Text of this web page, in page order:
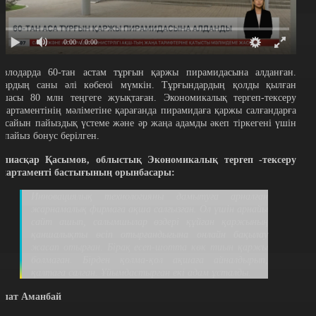
0:00 / 0:00
60-тан астам тұрғын қаржы пирамидасына алданған.
саны әлі көбеюі мүмкін. Тұрғындардың қолды қылған
80 млн теңгеге жуықтаған. Экономикалық тергеп-тексеру
мәліметіне қарағанда пирамидаға қаржы салғандарға
сайын пайыздық үстеме және әр жаңа адамды әкеп тіркегені үшін
пайыз бонус берілген.
Қасымов, облыстық Экономикалық тергеп -тексеру
бастығының орынбасары:
Аманбай